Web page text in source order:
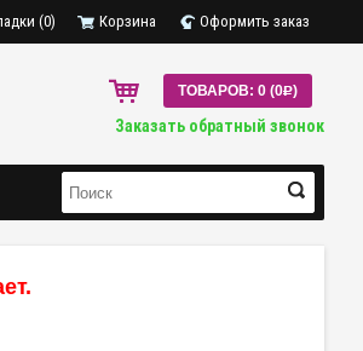
(0) Корзина Оформить заказ
ТОВАРОВ: 0 (0R)
Заказать обратный звонок